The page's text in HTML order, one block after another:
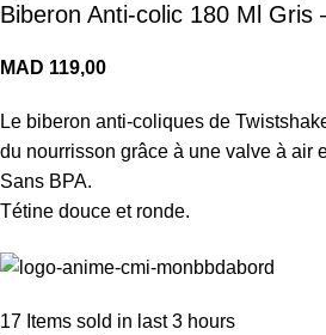
Biberon Anti-colic 180 Ml Gris
MAD
Le biberon anti-coliques de
du nourrisson grâce à une valve à air
Sans BPA.
Tétine douce et ronde.
17 Items sold in last 3 hours